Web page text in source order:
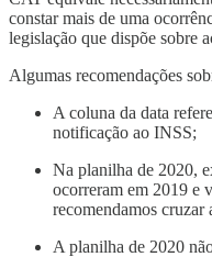
constar mais de uma
legislação que dispõe sobre
Algumas recomendações
A coluna da data
notificação ao INSS;
Na planilha de 2020,
ocorreram em 2019 e
recomendamos cruzar
A planilha de 2020